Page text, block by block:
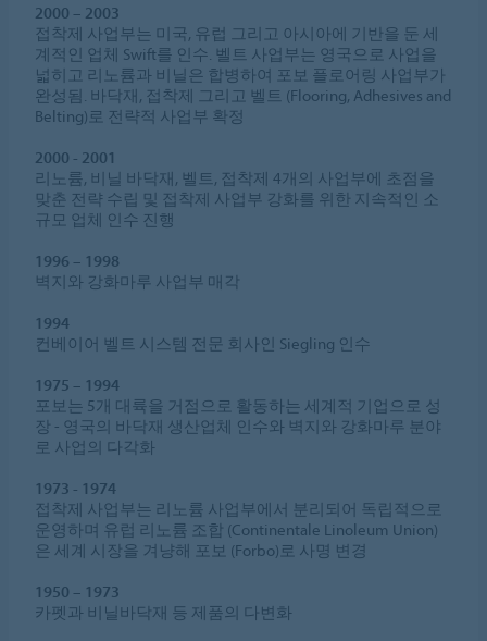
2000 – 2003
접착제 사업부는 미국, 유럽 그리고 아시아에 기반을 둔 세
계적인 업체 Swift를 인수. 벨트 사업부는 영국으로 사업을
넓히고 리노륨과 비닐은 합병하여 포보 플로어링 사업부가
완성됨. 바닥재, 접착제 그리고 벨트 (Flooring, Adhesives and
Belting)로 전략적 사업부 확정
2000 - 2001
리노륨, 비닐 바닥재, 벨트, 접착제 4개의 사업부에 초점을
맞춘 전략 수립 및 접착제 사업부 강화를 위한 지속적인 소
규모 업체 인수 진행
1996 – 1998
벽지와 강화마루 사업부 매각
1994
컨베이어 벨트 시스템 전문 회사인 Siegling 인수
1975 – 1994
포보는 5개 대륙을 거점으로 활동하는 세계적 기업으로 성
장 - 영국의 바닥재 생산업체 인수와 벽지와 강화마루 분야
로 사업의 다각화
1973 - 1974
접착제 사업부는 리노륨 사업부에서 분리되어 독립적으로
운영하며 유럽 리노륨 조합 (Continentale Linoleum Union)
은 세계 시장을 겨냥해 포보 (Forbo)로 사명 변경
1950 – 1973
카펫과 비닐바닥재 등 제품의 다변화